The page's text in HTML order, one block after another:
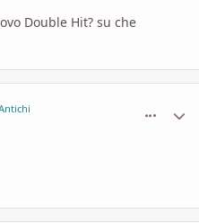
Double Hit? su che